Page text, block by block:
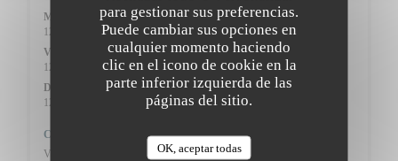
para gestionar sus preferencias.
Puede cambiar sus opciones en
cualquier momento haciendo
clic en el icono de cookie en la
parte inferior izquierda de las
páginas del sitio.
OK, aceptar todas
Mie
12:00 - 13:45
• 19:30 - 22:00
Vie
12:00 - 13:45
• 19:00 - 22:00
Domingo
12:00 - 14:15
19:30 - 21:30
Cocina
Vins de propriété, productos de temporada, productos frescos